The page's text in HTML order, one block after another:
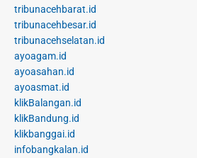
tribunacehbarat.id
tribunacehbesar.id
tribunacehselatan.id
ayoagam.id
ayoasahan.id
ayoasmat.id
klikBalangan.id
klikBandung.id
klikbanggai.id
infobangkalan.id